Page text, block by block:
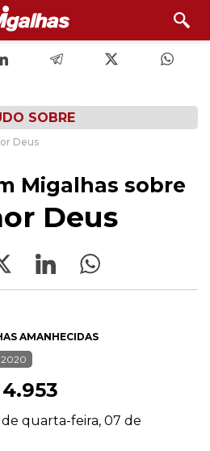
SOBRE
Deus
Migalhas sobre
Deus
AMANHECIDAS
2020
quarta-feira, 07 de